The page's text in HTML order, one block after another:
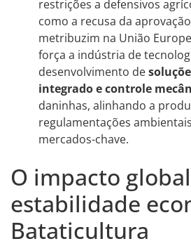
restrições a defensivos
como a recusa da
metribuzim na União
força a indústria de
desenvolvimento de
integrado e controle
daninhas, alinhando a
regulamentações
mercados-chave.
O impacto
estabilidade
Bataticultura